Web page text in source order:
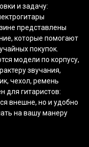
и задачу:
представлены
которые помогают
покупок.
модели по корпусу,
звучания,
чехол, ремень
для гитаристов:
внешне, но и удобно
на вашу манеру